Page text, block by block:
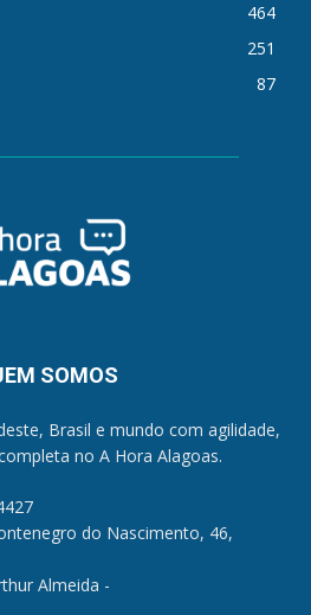
464
251
87
SOMOS
Brasil e mundo com agilidade,
no A Hora Alagoas.
do Nascimento, 46,
Almeida -